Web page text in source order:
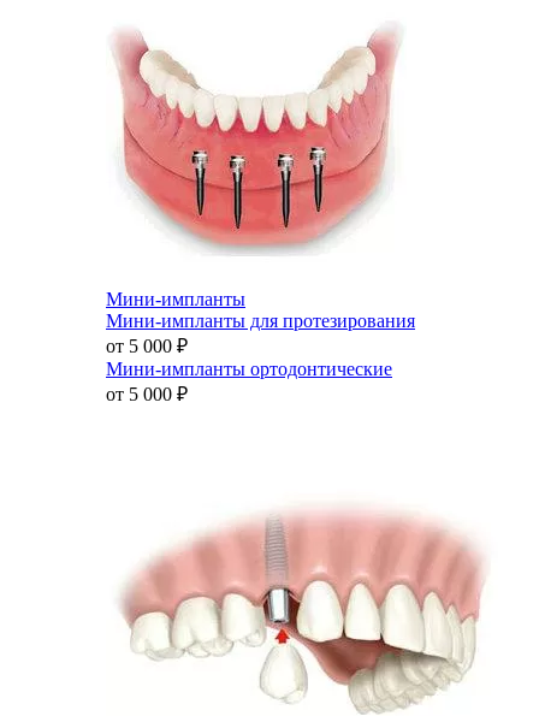
Мини-импланты
Мини-импланты для протезирования
от 5 000 ₽
Мини-импланты ортодонтические
от 5 000 ₽